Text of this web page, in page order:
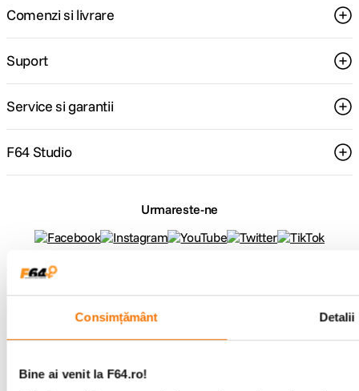
Consimțământ Detalii
Bine ai venit la F64.ro!
Comenzi si livrare
Suport
Service si garantii
F64 Studio
Urmareste-ne
Metode de plata
+40 21 270 0050